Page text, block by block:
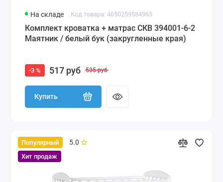
На складе Код товара: 4650259584965
Комплект кроватка + матрас СКВ 394001-6-2
Маятник / белый бук (закругленные края)
-3 % 517 руб 535 руб
Купить
Популярный
Хит продаж
5.0